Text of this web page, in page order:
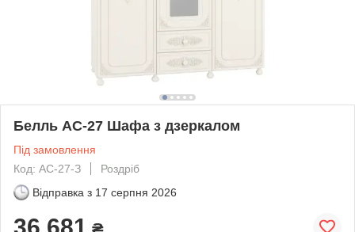
Белль АС-27 Шафа з дзеркалом
Під замовлення
Код: АС-27-З
Роздріб
Відправка з 17 серпня 2026
36 681